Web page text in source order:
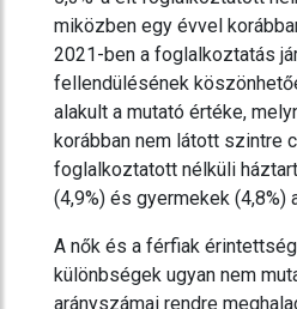
miközben egy évvel
2021-ben a foglalkoztatás
fellendülésének
alakult a mutató értéke,
korábban nem látott szintre
foglalkoztatott nélküli
(4,9%) és gyermekek (4,8%)
A nők és a férfiak
különbségek ugyan nem
arányszámai rendre